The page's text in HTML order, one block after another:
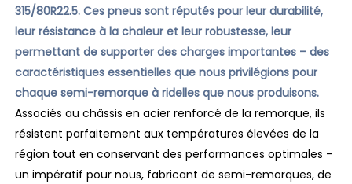
315/80R22.5. Ces pneus sont réputés pour leur durabilité,
leur résistance à la chaleur et leur robustesse, leur
permettant de supporter des charges importantes – des
caractéristiques essentielles que nous privilégions pour
chaque semi-remorque à ridelles que nous produisons.
Associés au châssis en acier renforcé de la remorque, ils
résistent parfaitement aux températures élevées de la
région tout en conservant des performances optimales –
un impératif pour nous, fabricant de semi-remorques, de